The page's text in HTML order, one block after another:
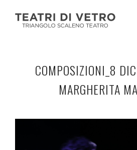
COMPOSIZIONI_8
MARGHERITA